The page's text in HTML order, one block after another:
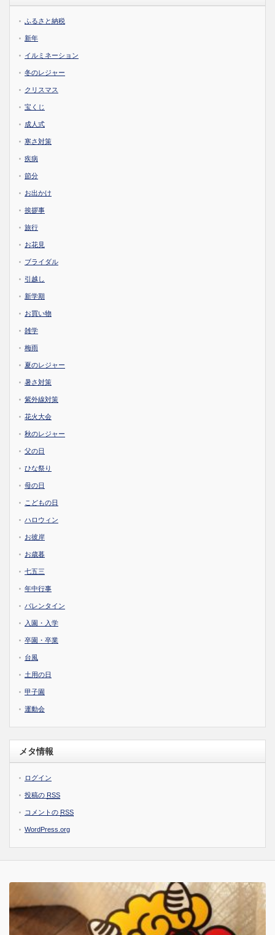
ふるさと納税
新年
イルミネーション
冬のレジャー
クリスマス
宝くじ
成人式
寒さ対策
疾病
節分
お出かけ
挨拶事
旅行
お花見
ブライダル
引越し
新学期
お買い物
雑学
梅雨
夏のレジャー
暑さ対策
紫外線対策
花火大会
秋のレジャー
父の日
ひな祭り
母の日
こどもの日
ハロウィン
お彼岸
お歳暮
七五三
年中行事
バレンタイン
入園・入学
卒園・卒業
台風
土用の日
甲子園
運動会
メタ情報
ログイン
投稿の RSS
コメントの RSS
WordPress.org